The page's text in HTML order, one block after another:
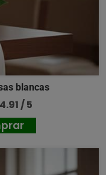
blancas
4.91 / 5